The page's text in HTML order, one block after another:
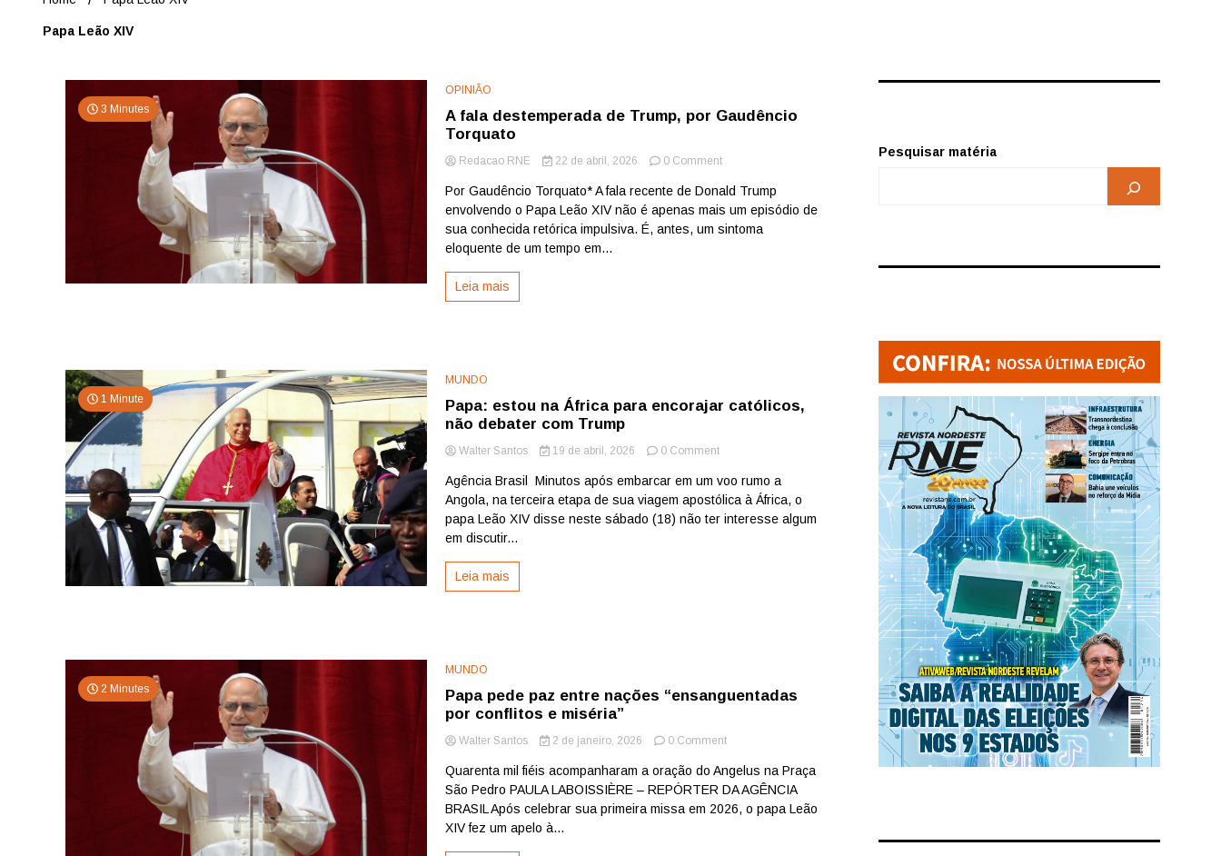
Papa Leão XIV
3 Minutes
OPINIÃO
A fala destemperada de Trump, por Gaudêncio
Torquato
Redacao RNE 22 de abril, 2026 0 Commenton
fala
destemperada
de
Por Gaudêncio Torquato* A fala recente de Donald Trump
envolvendo o Papa Leão XIV não é apenas mais um episódio de
sua conhecida retórica impulsiva. É, antes, um sintoma
eloquente de um tempo em...
Leia mais
1 Minute
MUNDO
Papa: estou na África para encorajar católicos,
não debater com Trump
Walter Santos 19 de abril, 2026 0 Commenton
estou
na
África
Agência Brasil Minutos após embarcar em um voo rumo a
Angola, na terceira etapa de sua viagem apostólica à África, o
papa Leão XIV disse neste sábado (18) não ter interesse algum
em discutir...
Leia mais
2 Minutes
MUNDO
Papa pede paz entre nações “ensanguentadas
por conflitos e miséria”
Walter Santos 2 de janeiro, 2026 0 Commenton
pede
paz
entre
Quarenta mil fiéis acompanharam a oração do Angelus na Praça
São Pedro PAULA LABOISSIÈRE – REPÓRTER DA AGÊNCIA
BRASIL Após celebrar sua primeira missa em 2026, o papa Leão
XIV fez um apelo à...
Pesquisar matéria